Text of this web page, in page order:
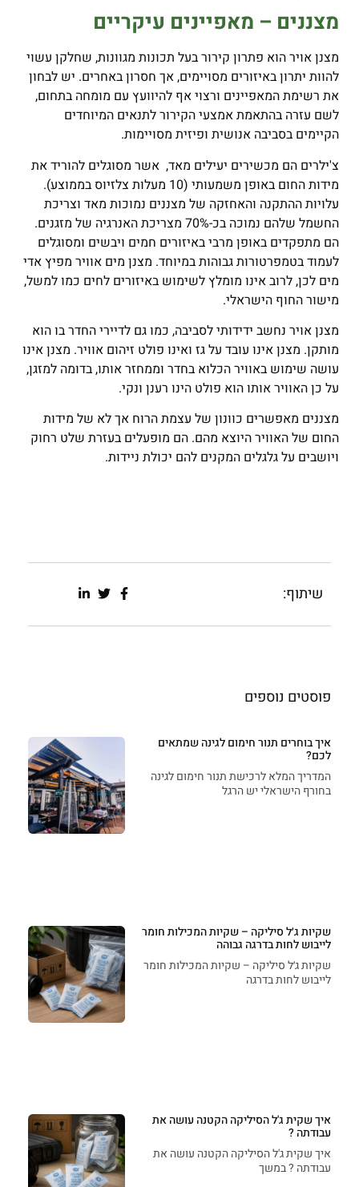
מצננים – מאפיינים עיקריים
מצנן אויר הוא פתרון קירור בעל תכונות מגוונות, שחלקן עשוי
להוות יתרון באיזורים מסויימים, אך חסרון באחרים. יש לבחון
את רשימת המאפיינים ורצוי אף להיוועץ עם מומחה בתחום,
לשם עזרה בהתאמת אמצעי הקירור לתנאים המיוחדים
הקיימים בסביבה אנושית ופיזית מסויימות.
צ'ילרים הם מכשירים יעילים מאד, אשר מסוגלים להוריד את
מידות החום באופן משמעותי (10 מעלות צלזיוס בממוצע).
עלויות ההתקנה והאחזקה של מצננים נמוכות מאד וצריכת
החשמל שלהם נמוכה בכ-70% מצריכת האנרגיה של מזגנים.
הם מתפקדים באופן מרבי באיזורים חמים ויבשים ומסוגלים
לעמוד בטמפרטורות גבוהות במיוחד. מצנן מים אוויר מפיץ אדי
מים לכן, לרוב אינו מומלץ לשימוש באיזורים לחים כמו למשל,
מישור החוף הישראלי.
מצנן אויר נחשב ידידותי לסביבה, כמו גם לדיירי החדר בו הוא
מותקן. מצנן אינו עובד על גז ואינו פולט זיהום אוויר. מצנן אינו
עושה שימוש באוויר הכלוא בחדר וממחזר אותו, בדומה למזגן,
על כן האוויר אותו הוא פולט הינו רענן ונקי.
מצננים מאפשרים כוונון של עצמת הרוח אך לא של מידות
החום של האוויר היוצא מהם. הם מופעלים בעזרת שלט רחוק
ויושבים על גלגלים המקנים להם יכולת ניידות.
שיתוף:
פוסטים נוספים
איך בוחרים תנור חימום לגינה שמתאים
לכם?
המדריך המלא לרכישת תנור חימום לגינה
בחורף הישראלי יש הרגל
שקיות ג׳ל סיליקה – שקיות המכילות חומר
לייבוש לחות בדרגה גבוהה
שקיות ג׳ל סיליקה – שקיות המכילות חומר
לייבוש לחות בדרגה
איך שקית ג'ל הסיליקה הקטנה עושה את
עבודתה ?
איך שקית ג'ל הסיליקה הקטנה עושה את
עבודתה ? במשך